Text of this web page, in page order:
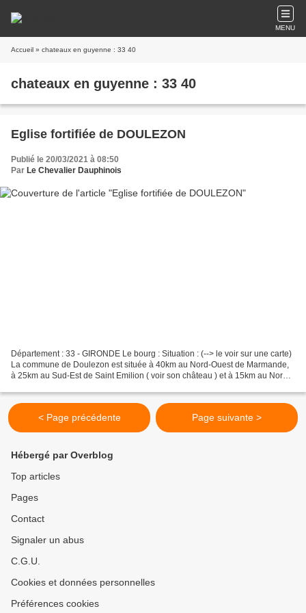
MENU
Accueil » chateaux en guyenne : 33 40
chateaux en guyenne : 33 40
Eglise fortifiée de DOULEZON
Publié le 20/03/2021 à 08:50
Par Le Chevalier Dauphinois
Département : 33 - GIRONDE Le bourg : Situation : (--> le voir sur une carte)
La commune de Doulezon est située à 40km au Nord-Ouest de Marmande,
à 25km au Sud-Est de Saint Emilion ( voir son château ) et à 15km au Nord
< Page précédente Page suivante >
Hébergé par Overblog
Top articles
Pages
Contact
Signaler un abus
C.G.U.
Cookies et données personnelles
Préférences cookies